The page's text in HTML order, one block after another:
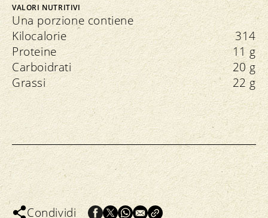
VALORI NUTRITIVI
Una porzione contiene
Kilocalorie
314
Proteine
11 g
Carboidrati
20 g
Grassi
22 g
Condividi